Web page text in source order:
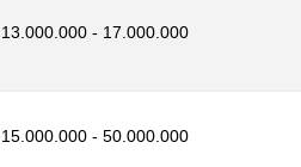
13.000.000 - 17.000.000
15.000.000 - 50.000.000